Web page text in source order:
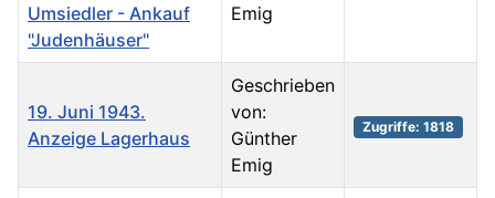
Umsiedler - Ankauf
"Judenhäuser"
Emig
19. Juni 1943.
Anzeige Lagerhaus
Geschrieben
von:
Günther
Emig
Zugriffe: 1818